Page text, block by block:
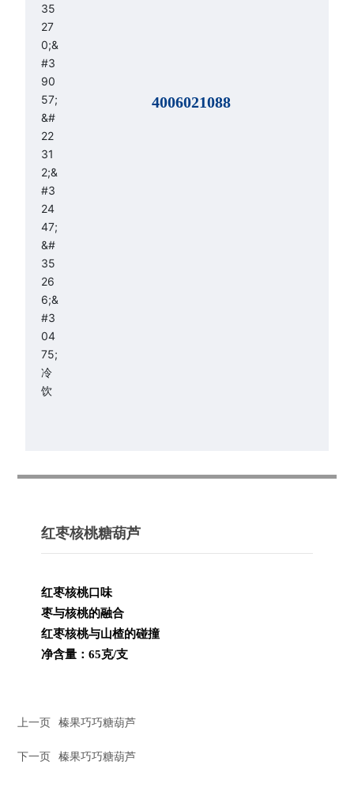
4006021088
红枣核桃糖葫芦
红枣核桃口味
枣与核桃的融合
红枣核桃与山楂的碰撞
净含量：65克/支
上一页 榛果巧巧糖葫芦
下一页 榛果巧巧糖葫芦